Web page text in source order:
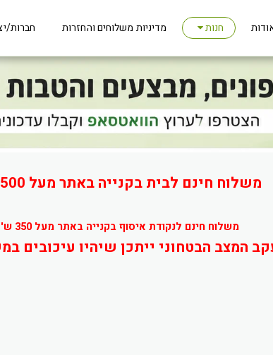
משלוח חינם לבית בקנייה באתר מעל 500 ש"ח
משלוח חינם לנקודת איסוף בקנייה באתר מעל 350 ש''ח
המצב הבטחוני ייתכן שיהיו עיכובים
חנות מדיניות משלוחים והחזרות חברות/